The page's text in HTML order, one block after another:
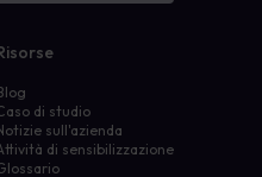
di studio
sull'azienda
di sensibilizzazione